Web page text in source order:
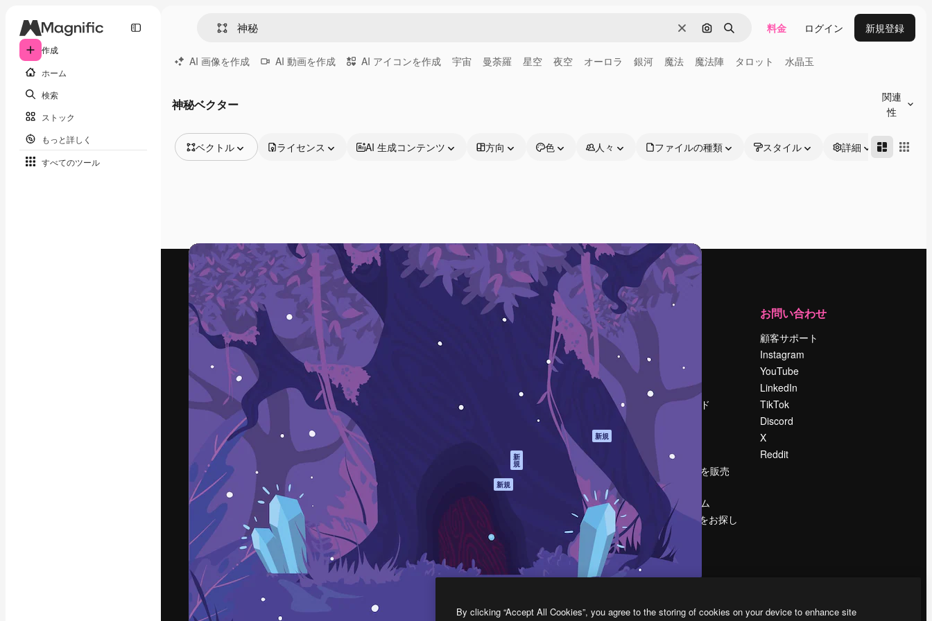
作成
ホーム
検索
ストック
もっと詳しく
すべてのツール
消去 画像で検索
検索 料金 ログイン 新規登録
AI 画像を作成 AI 動画を作成 AI アイコンを作成 宇宙 曼荼羅 星空 夜空 オーロラ 銀河 魔法 魔法陣 タロット 水晶玉
神秘ベクター
関連
性
ベクトル
動画
映像素材
モーショングラフィックス
動画テンプレート
アイコン
3D モデル
フォント
ライセンス AI 生成コンテンツ 方向 色 人々 ファイルの種類 スタイル 詳細
最高のクリエイティブ制作を導くためのプラ
ットフォーム。クリエイター、企業、代理
店、スタジオを含む100万人以上が利用して
います。
日本語
Spaces
AI 音声合成ツール
新
規
新規
モバイルアプリ
すべてのMagnificツ
ール
はじめに
Academy
ドキュメント
サポート
利用規約
プライバシーポリ
シー
オリジナル
新規
クッキーポリシー
トラストセンター
アフィリエイト
法人向け
Reviews
採用情報
検索トレンド
ブログ
Slidesgo
コンテンツを販売
する
プレスルーム
magnific.aiをお探し
ですか？
お問い合わせ
顧客サポート
Instagram
YouTube
LinkedIn
TikTok
Discord
X
Reddit
Copyright © 2010-
By clicking “Accept All Cookies”, you agree to the storing of cookies on your device to enhance site